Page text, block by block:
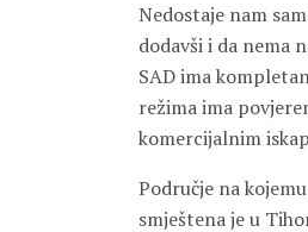
Nedostaje nam
dodavši i da nema
SAD ima
režima ima
komercijalnim
Područje na
smještena je u